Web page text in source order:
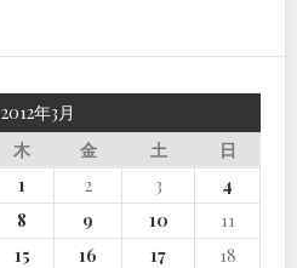
2012年3月
木 金 土
日
1
2 3
4
8 9 10
11
15 16 17
18